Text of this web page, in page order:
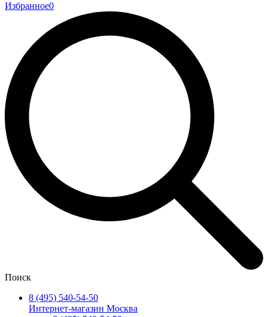
Избранное0
Поиск
8 (495) 540-54-50
Интернет-магазин Москва